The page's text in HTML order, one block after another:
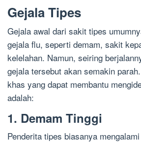
Gejala Tipes
Gejala awal dari sakit tipes
gejala flu, seperti demam, sakit
kelelahan. Namun, seiring
gejala tersebut akan semakin
khas yang dapat membantu
adalah:
1. Demam Tinggi
Penderita tipes biasanya